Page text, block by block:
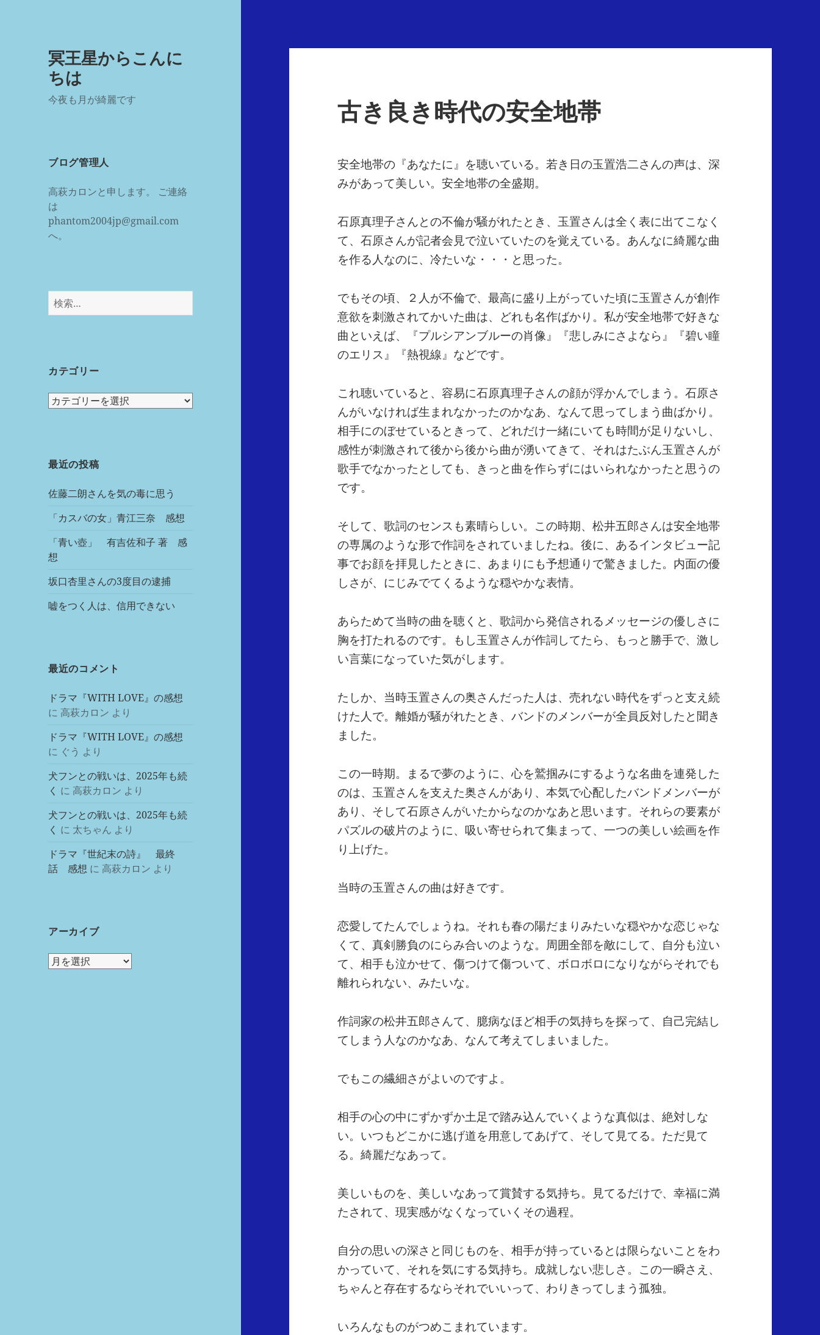
冥王星からこんに
ちは
今夜も月が綺麗です
ブログ管理人
高萩カロンと申します。 ご連絡
は
phantom2004jp@gmail.com
へ。
カテゴリー
最近の投稿
佐藤二朗さんを気の毒に思う
「カスバの女」青江三奈 感想
「青い壺」 有吉佐和子 著 感
想
坂口杏里さんの3度目の逮捕
嘘をつく人は、信用できない
最近のコメント
ドラマ『WITH LOVE』の感想
に高萩カロン より
ドラマ『WITH LOVE』の感想
に ぐう より
犬フンとの戦いは、2025年も続
く に高萩カロン より
犬フンとの戦いは、2025年も続
く に 太ちゃん より
ドラマ『世紀末の詩』 最終
話 感想 に高萩カロン より
アーカイブ
古き良き時代の安全地帯
安全地帯の『あなたに』を聴いている。若き日の玉置浩二さんの声は、深
みがあって美しい。安全地帯の全盛期。
石原真理子さんとの不倫が騒がれたとき、玉置さんは全く表に出てこなく
て、石原さんが記者会見で泣いていたのを覚えている。あんなに綺麗な曲
を作る人なのに、冷たいな・・・と思った。
でもその頃、２人が不倫で、最高に盛り上がっていた頃に玉置さんが創作
意欲を刺激されてかいた曲は、どれも名作ばかり。私が安全地帯で好きな
曲といえば、『プルシアンブルーの肖像』『悲しみにさよなら』『碧い瞳
のエリス』『熱視線』などです。
これ聴いていると、容易に石原真理子さんの顔が浮かんでしまう。石原さ
んがいなければ生まれなかったのかなあ、なんて思ってしまう曲ばかり。
相手にのぼせているときって、どれだけ一緒にいても時間が足りないし、
感性が刺激されて後から後から曲が湧いてきて、それはたぶん玉置さんが
歌手でなかったとしても、きっと曲を作らずにはいられなかったと思うの
です。
そして、歌詞のセンスも素晴らしい。この時期、松井五郎さんは安全地帯
の専属のような形で作詞をされていましたね。後に、あるインタビュー記
事でお顔を拝見したときに、あまりにも予想通りで驚きました。内面の優
しさが、にじみでてくるような穏やかな表情。
あらためて当時の曲を聴くと、歌詞から発信されるメッセージの優しさに
胸を打たれるのです。もし玉置さんが作詞してたら、もっと勝手で、激し
い言葉になっていた気がします。
たしか、当時玉置さんの奥さんだった人は、売れない時代をずっと支え続
けた人で。離婚が騒がれたとき、バンドのメンバーが全員反対したと聞き
ました。
この一時期。まるで夢のように、心を鷲掴みにするような名曲を連発した
のは、玉置さんを支えた奥さんがあり、本気で心配したバンドメンバーが
あり、そして石原さんがいたからなのかなあと思います。それらの要素が
パズルの破片のように、吸い寄せられて集まって、一つの美しい絵画を作
り上げた。
当時の玉置さんの曲は好きです。
恋愛してたんでしょうね。それも春の陽だまりみたいな穏やかな恋じゃな
くて、真剣勝負のにらみ合いのような。周囲全部を敵にして、自分も泣い
て、相手も泣かせて、傷つけて傷ついて、ボロボロになりながらそれでも
離れられない、みたいな。
作詞家の松井五郎さんて、臆病なほど相手の気持ちを探って、自己完結し
てしまう人なのかなあ、なんて考えてしまいました。
でもこの繊細さがよいのですよ。
相手の心の中にずかずか土足で踏み込んでいくような真似は、絶対しな
い。いつもどこかに逃げ道を用意してあげて、そして見てる。ただ見て
る。綺麗だなあって。
美しいものを、美しいなあって賞賛する気持ち。見てるだけで、幸福に満
たされて、現実感がなくなっていくその過程。
自分の思いの深さと同じものを、相手が持っているとは限らないことをわ
かっていて、それを気にする気持ち。成就しない悲しさ。この一瞬さえ、
ちゃんと存在するならそれでいいって、わりきってしまう孤独。
いろんなものがつめこまれています。